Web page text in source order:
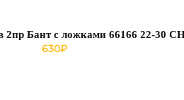
2пр Бант с ложками 66166 22-30
630₽